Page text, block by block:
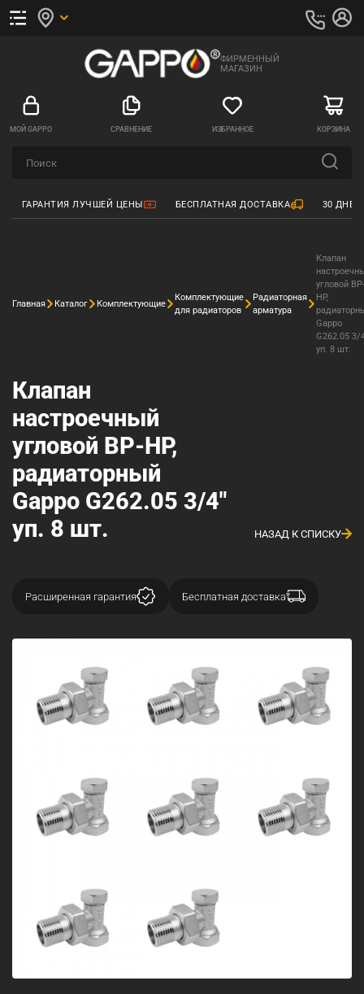
ФИРМЕННЫЙ
МАГАЗИН
МОЙ GAPPO СРАВНЕНИЕ ИЗБРАННОЕ КОРЗИНА
ГАРАНТИЯ ЛУЧШЕЙ ЦЕНЫ БЕСПЛАТНАЯ ДОСТАВКА 30
Главная Каталог Комплектующие
Комплектующие
для радиаторов
Радиаторная
арматура
Клапан
угловой ВР-
НР,
Gappo
G262.05 3/
уп. 8 шт.
Клапан
настроечный
угловой ВР-НР,
радиаторный
Gappo G262.05 3/4"
уп. 8 шт.
НАЗАД К СПИСКУ
Расширенная гарантия Бесплатная доставка